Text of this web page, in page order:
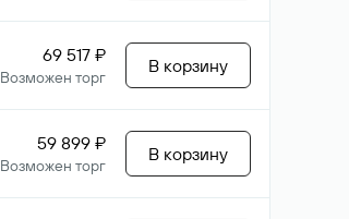
69 517 ₽
Возможен торг
В корзину
59 899 ₽
Возможен торг
В корзину